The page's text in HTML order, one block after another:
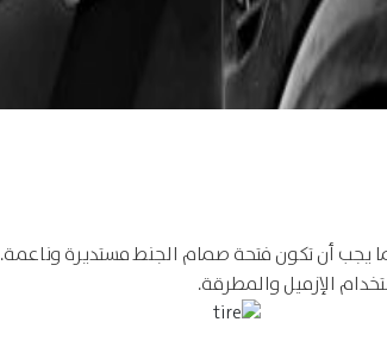
يجب أن تكون فتحة صمام الجنط مستديرة وناعمة.
الإزميل والمطرقة.